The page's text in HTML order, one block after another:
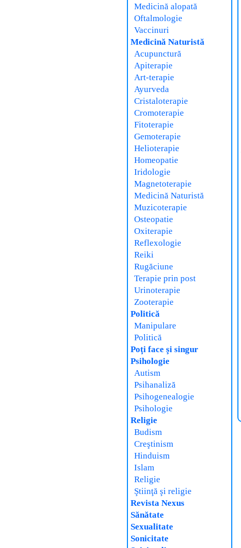
Medicină alopată
Oftalmologie
Vaccinuri
Medicină Naturistă
Acupunctură
Apiterapie
Art-terapie
Ayurveda
Cristaloterapie
Cromoterapie
Fitoterapie
Gemoterapie
Helioterapie
Homeopatie
Iridologie
Magnetoterapie
Medicină Naturistă
Muzicoterapie
Osteopatie
Oxiterapie
Reflexologie
Reiki
Rugăciune
Terapie prin post
Urinoterapie
Zooterapie
Politică
Manipulare
Politică
Poţi face şi singur
Psihologie
Autism
Psihanaliză
Psihogenealogie
Psihologie
Religie
Budism
Creştinism
Hinduism
Islam
Religie
Ştiinţă şi religie
Revista Nexus
Sănătate
Sexualitate
Sonicitate